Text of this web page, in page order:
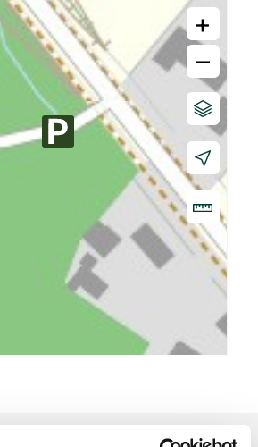
+
–